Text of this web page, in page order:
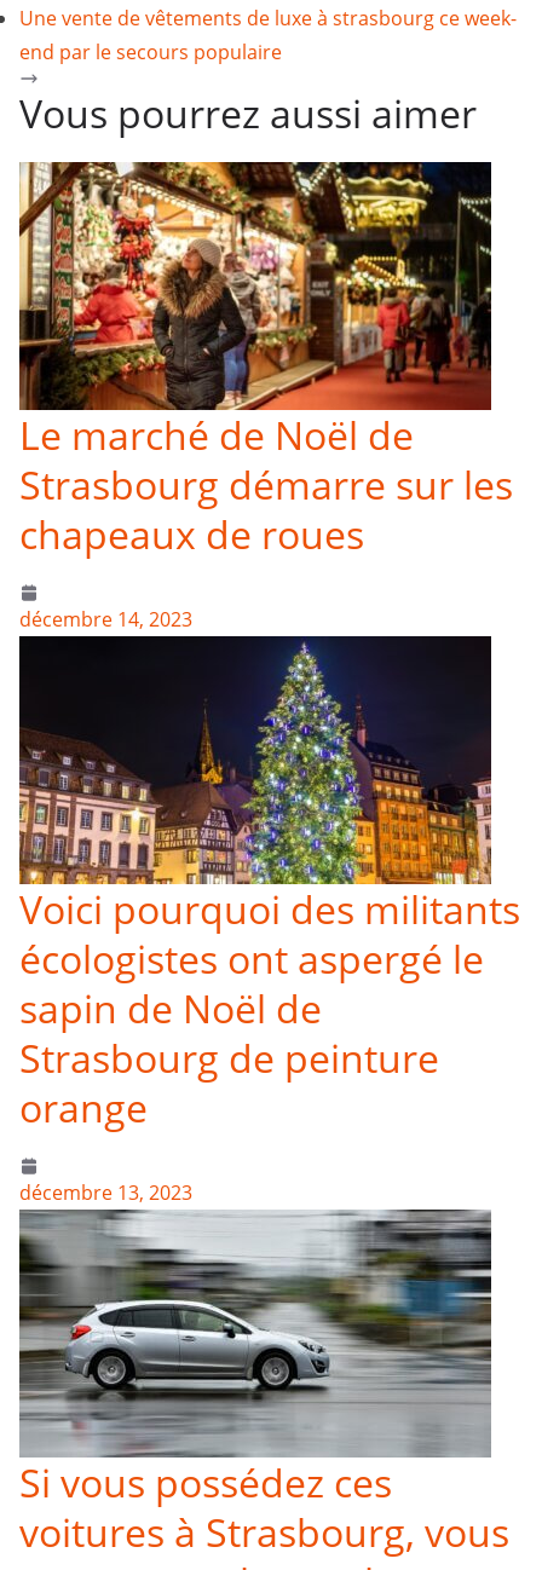
Une vente de vêtements de luxe à strasbourg ce week-
end par le secours populaire
Vous pourrez aussi aimer
Le marché de Noël de
Strasbourg démarre sur les
chapeaux de roues
décembre 14, 2023
Voici pourquoi des militants
écologistes ont aspergé le
sapin de Noël de
Strasbourg de peinture
orange
décembre 13, 2023
Si vous possédez ces
voitures à Strasbourg, vous